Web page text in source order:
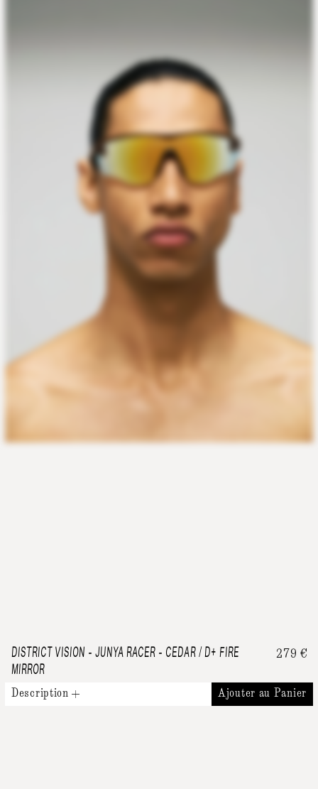
DISTRICT VISION - JUNYA RACER - CEDAR / D+ FIRE
MIRROR
Description
279 €
Ajouter au Panier